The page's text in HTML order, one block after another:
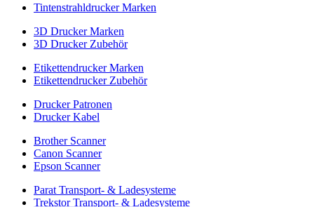
Tintenstrahldrucker Marken
3D Drucker Marken
3D Drucker Zubehör
Etikettendrucker Marken
Etikettendrucker Zubehör
Drucker Patronen
Drucker Kabel
Brother Scanner
Canon Scanner
Epson Scanner
Parat Transport- & Ladesysteme
Trekstor Transport- & Ladesysteme